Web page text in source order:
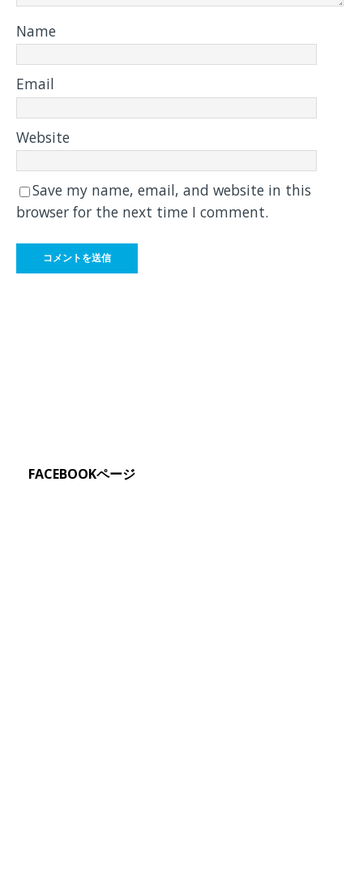
Name
Email
Website
Save my name, email, and website in this
browser for the next time I comment.
FACEBOOKページ